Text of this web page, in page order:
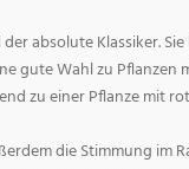
absolute Klassiker.
gute Wahl zu
zu einer Pflanze mit
die Stimmung im